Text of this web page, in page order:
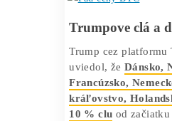
Ethereum
dolárov,XRP o
Predaj spôsobili
rizika po
amerického
ktorý hrozil